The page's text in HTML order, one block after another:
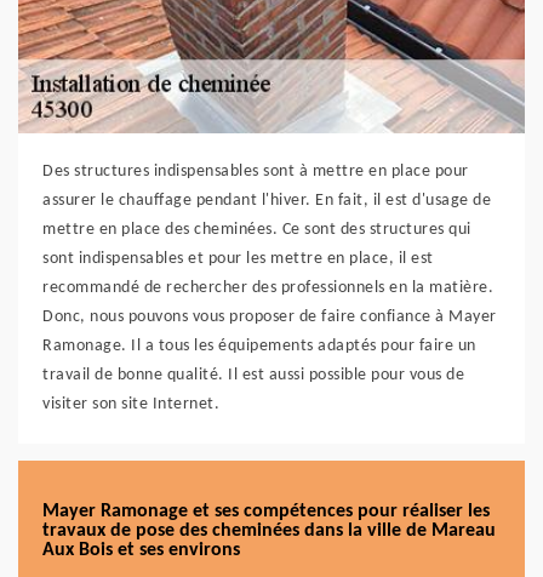
Des structures indispensables sont à mettre en place pour
assurer le chauffage pendant l'hiver. En fait, il est d'usage de
mettre en place des cheminées. Ce sont des structures qui
sont indispensables et pour les mettre en place, il est
recommandé de rechercher des professionnels en la matière.
Donc, nous pouvons vous proposer de faire confiance à Mayer
Ramonage. Il a tous les équipements adaptés pour faire un
travail de bonne qualité. Il est aussi possible pour vous de
visiter son site Internet.
Mayer Ramonage et ses compétences pour réaliser les
travaux de pose des cheminées dans la ville de Mareau
Aux Bois et ses environs